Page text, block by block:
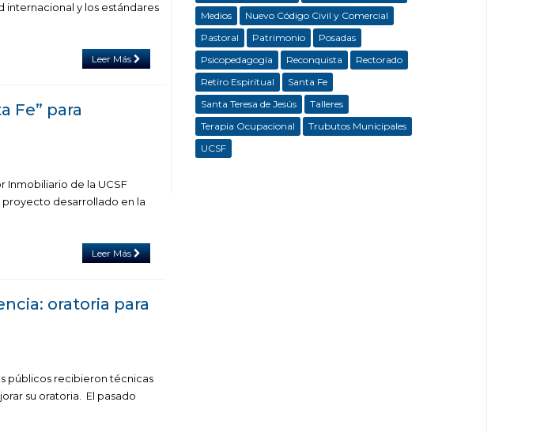
internacional y los estándares
Leer Más
Fe” para
Inmobiliario de la UCSF
proyecto desarrollado en la
Leer Más
oratoria para
públicos recibieron técnicas
su oratoria. El pasado
Medios
Nuevo Código Civil y Comercial
Pastoral
Patrimonio
Posadas
Psicopedagogía
Reconquista
Rectorado
Retiro Espiritual
Santa Fe
Santa Teresa de Jesús
Talleres
Terapia Ocupacional
Trubutos Municipales
UCSF